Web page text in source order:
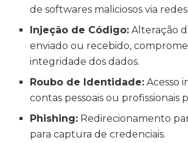
de softwares maliciosos via
Injeção de Código: Alteração
enviado ou recebido,
integridade dos dados.
Roubo de Identidade: Acesso
contas pessoais ou profissionais
Phishing: Redirecionamento
para captura de credenciais.